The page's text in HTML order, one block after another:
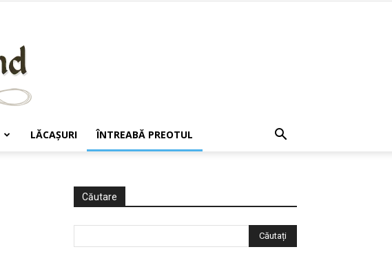
LĂCAŞURI ÎNTREABĂ PREOTUL
Căutare